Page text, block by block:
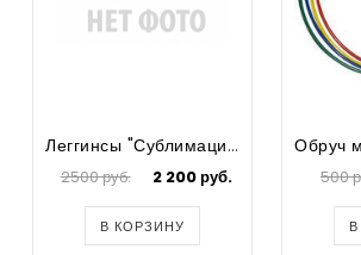
Леггинсы "Сублимация"
2500 руб. 2 200 руб.
В КОРЗИНУ
500